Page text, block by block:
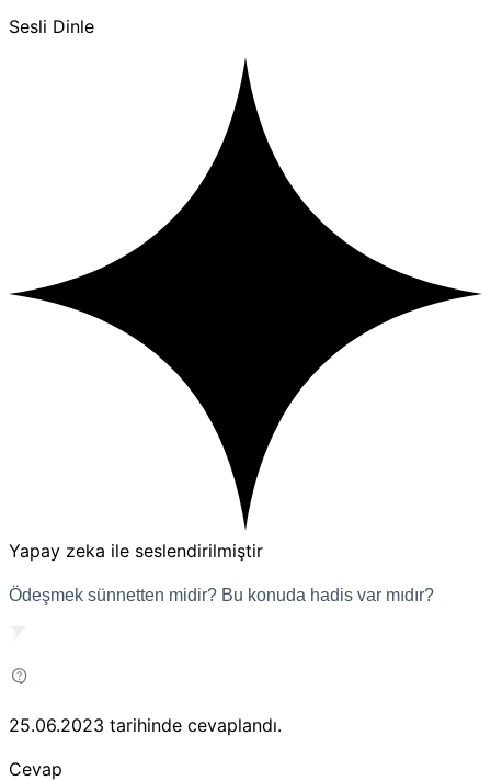
Sesli Dinle
Yapay zeka ile seslendirilmiştir
Ödeşmek sünnetten midir? Bu konuda hadis var mıdır?
25.06.2023 tarihinde cevaplandı.
Cevap